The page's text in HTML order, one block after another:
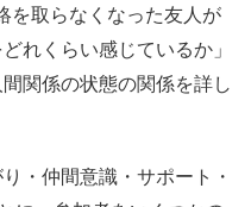
を取らなくなった友人が
れくらい感じているか」
関係の状態の関係を詳し
・仲間意識・サポート・